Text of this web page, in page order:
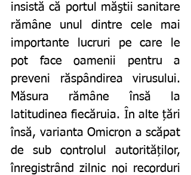
insistă că portul măştii sanitare
rămâne unul dintre cele mai
importante lucruri pe care le
pot face oamenii pentru a
preveni răspândirea virusului.
Măsura rămâne însă la
latitudinea fiecăruia. În alte țări
însă, varianta Omicron a scăpat
de sub controlul autorităților,
înregistrând zilnic noi recorduri